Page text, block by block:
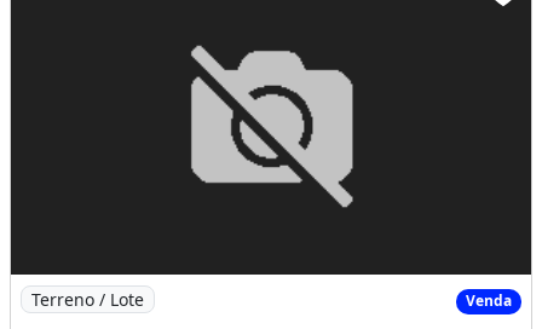
Imagem: Ar - Lotes na Pacatuba Pronto para Construir
Terreno / Lote Venda